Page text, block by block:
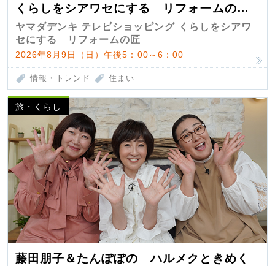
くらしをシアワセにする リフォームの
匠 第7弾
ヤマダデンキ テレビショッピング くらしをシアワ
セにする リフォームの匠
2026年8月9日（日）午後5：00～6：00
情報・トレンド 住まい
旅・くらし
藤田朋子＆たんぽぽの ハルメクときめく